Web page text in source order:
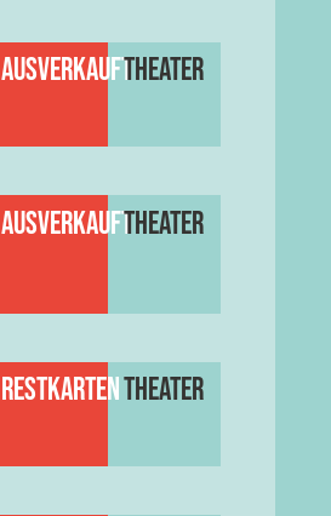
AusverkauftTheater
AusverkauftTheater
RestkartenTheater